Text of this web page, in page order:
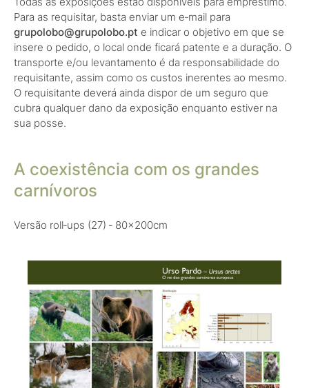
Para as requisitar, basta enviar um e‑mail para
grupolobo@grupolobo.pt e indicar o objetivo em que se
insere o pedido, o local onde ficará patente e a duração. O
transporte e/ou levantamento é da responsabilidade do
requisitante, assim como os custos inerentes ao mesmo.
O requisitante deverá ainda dispor de um seguro que
cubra qualquer dano da exposição enquanto estiver na
sua posse.
A coexistência com os grandes
carnívoros
Versão roll‑ups (27) ‑ 80x200cm